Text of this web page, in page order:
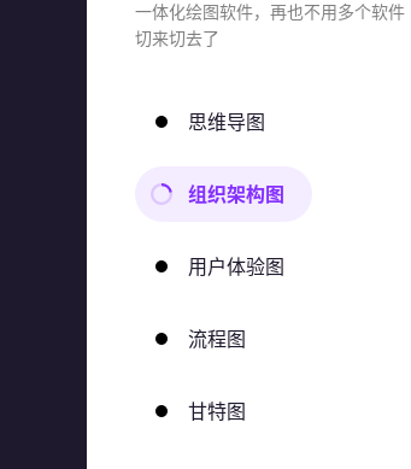
一体化绘图软件，再也不用多个软件
切来切去了
思维导图
组织架构图
用户体验图
流程图
甘特图